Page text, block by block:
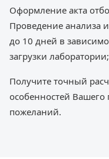
Оформление акта
Проведение анализа
до 10 дней в
загрузки лаборатории;
Получите точный
особенностей
пожеланий.